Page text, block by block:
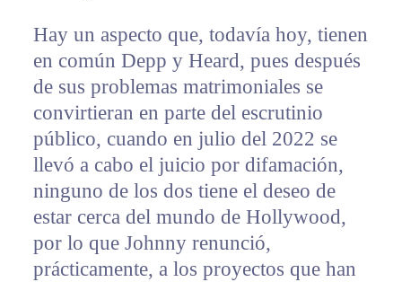
Hay un aspecto que, todavía hoy, tienen
en común Depp y Heard, pues después
de sus problemas matrimoniales se
convirtieran en parte del escrutinio
público, cuando en julio del 2022 se
llevó a cabo el juicio por difamación,
ninguno de los dos tiene el deseo de
estar cerca del mundo de Hollywood,
por lo que Johnny renunció,
prácticamente, a los proyectos que han